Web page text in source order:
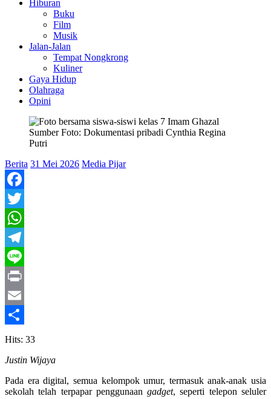
Hiburan
Buku
Film
Musik
Jalan-Jalan
Tempat Nongkrong
Kuliner
Gaya Hidup
Olahraga
Opini
Sumber Foto: Dokumentasi pribadi Cynthia Regina
Putri
Berita 31 Mei 2026 Media Pijar
Facebook
Twitter
WhatsApp
Telegram
Line
Print
Email
Share
Hits: 33
Justin Wijaya
Pada era digital, semua kelompok umur, termasuk anak-anak usia
sekolah telah terpapar penggunaangadget, seperti telepon seluler